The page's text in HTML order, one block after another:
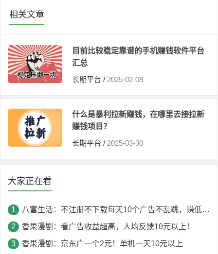
相关文章
目前比较稳定靠谱的手机赚钱软件平台
汇总
长期平台 / 2025-02-08
什么是暴利拉新赚钱，在哪里去接拉新
赚钱项目？
长期平台 / 2025-03-30
大家正在看
八富生活：不注册不下载每天10个广告不乱跳，赚低保，满5提！
香果漫剧：看广告收益超高，人均反馈10元以上！
香果漫剧：京东广一个2元！单机一天10元以上